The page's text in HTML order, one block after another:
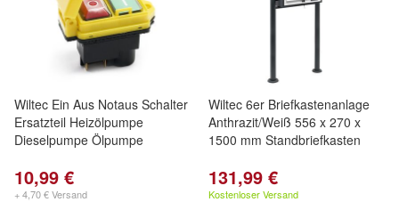
Wiltec Ein Aus Notaus Schalter
Ersatzteil Heizölpumpe
Dieselpumpe Ölpumpe
10,99 €
+ 4,70 € Versand
Wiltec 6er Briefkastenanlage
Anthrazit/Weiß 556 x 270 x
1500 mm Standbriefkasten
131,99 €
Kostenloser Versand